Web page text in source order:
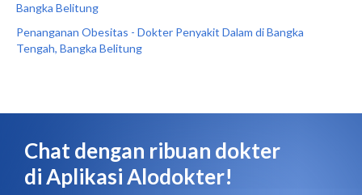
Bangka Belitung
Penanganan Obesitas - Dokter Penyakit Dalam di Bangka
Tengah, Bangka Belitung